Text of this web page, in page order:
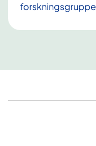
forskningsgruppe